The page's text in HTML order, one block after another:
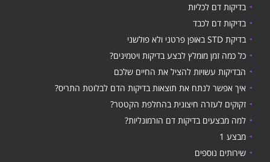
בדיקות דם לכליות
בדיקות דם לכבד
בדיקת STD באופן פרטני ולא פולשני
כל כמה זמן מומלץ לבצע בדיקות ויטמינים?
הבדיקות עשויות להציל את החיים שלכם
איך אפשר לנתח את תוצאות בדיקות הדם לבלוטת התריס?
זקוקים לעזרה חיצונית בהחלפת הקטטר?
למה מבצעים בדיקות דם הורמונליות?
מבצע 1
שירותים נוספים